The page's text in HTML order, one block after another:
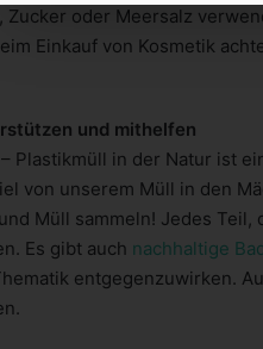
oder Meersalz
Einkauf von Kosmetik
und mithelfen
Plastikmüll in der Natur ist
von unserem Müll in den
Müll sammeln! Jedes Teil,
Es gibt auch nachhaltige
entgegenzuwirken.